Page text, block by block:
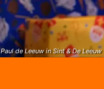
Paul de Leeuw in Sint & De Leeuw